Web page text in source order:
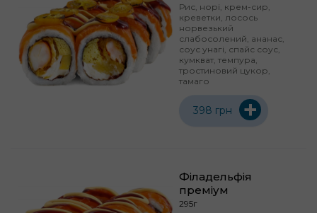
Рис, норі, крем-сир,
креветки, лосось
норвезький
слабосолений, ананас,
соус унагі, спайс соус,
кумкват, темпура,
тростиновий цукор,
тамаго
398 грн +
Філадельфія
преміум
295г